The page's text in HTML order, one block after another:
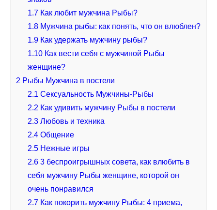
1.7Как любит мужчина Рыбы?
1.8Мужчина рыбы: как понять, что он влюблен?
1.9Как удержать мужчину рыбы?
1.10Как вести себя с мужчиной Рыбы
женщине?
2 Рыбы Мужчина в постели
2.1 Сексуальность Мужчины-Рыбы
2.2 Как удивить мужчину Рыбы в постели
2.3Любовь и техника
2.4Общение
2.5Нежные игры
2.63 беспроигрышных совета, как влюбить в
себя мужчину Рыбы женщине, которой он
очень понравился
2.7Как покорить мужчину Рыбы: 4 приема,